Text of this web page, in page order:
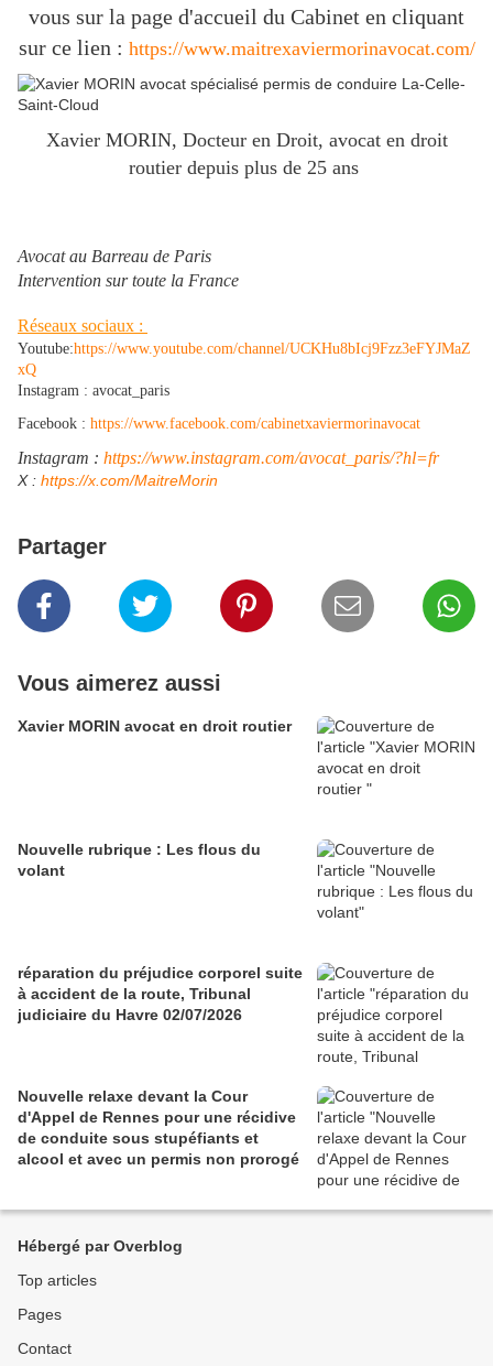
vous sur la page d'accueil du Cabinet en cliquant
sur ce lien : https://www.maitrexaviermorinavocat.com/
Xavier MORIN, Docteur en Droit, avocat en droit
routier depuis plus de 25 ans
Avocat au Barreau de Paris
Intervention sur toute la France
Réseaux sociaux :
Youtube:https://www.youtube.com/channel/UCKHu8bIcj9Fzz3eFYJMaZ
xQ
Instagram : avocat_paris
Facebook : https://www.facebook.com/cabinetxaviermorinavocat
Instagram : https://www.instagram.com/avocat_paris/?hl=fr
​X : https://x.com/MaitreMorin
Partager
Vous aimerez aussi
Xavier MORIN avocat en droit routier
Nouvelle rubrique : Les flous du
volant
réparation du préjudice corporel suite
à accident de la route, Tribunal
judiciaire du Havre 02/07/2026
Nouvelle relaxe devant la Cour
d'Appel de Rennes pour une récidive
de conduite sous stupéfiants et
alcool et avec un permis non prorogé
Hébergé par Overblog
Top articles
Pages
Contact